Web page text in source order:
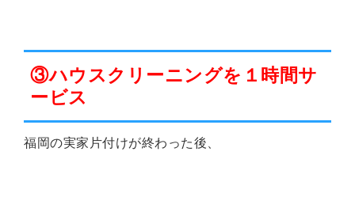
③ハウスクリーニングを１時間サ
ービス
福岡の実家片付けが終わった後、